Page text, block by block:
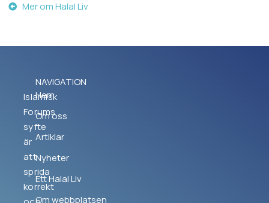
Mer om Halal Liv
Islamisk
Forums
syfte
är
att
sprida
korrekt
NAVIGATION
Hem
Om oss
Artiklar
Nyheter
Ett Halal Liv
Om webbplatsen